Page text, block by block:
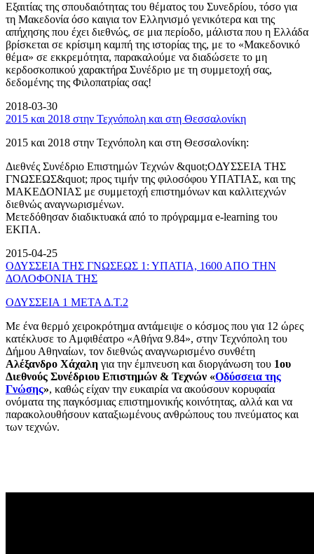
Εξαιτίας της σπουδαιότητας του θέματος του Συνεδρίου, τόσο για
τη Μακεδονία όσο καιγια τον Ελληνισμό γενικότερα και της
απήχησης που έχει διεθνώς, σε μια περίοδο, μάλιστα που η Ελλάδα
βρίσκεται σε κρίσιμη καμπή της ιστορίας της, με το «Μακεδονικό
θέμα» σε εκκρεμότητα, παρακαλούμε να διαδώσετε το μη
κερδοσκοπικού χαρακτήρα Συνέδριο με τη συμμετοχή σας,
δεδομένης της Φιλοπατρίας σας!
2018-03-30
2015 και 2018 στην Τεχνόπολη και στη Θεσσαλονίκη
2015 και 2018 στην Τεχνόπολη και στη Θεσσαλονίκη:
Διεθνές Συνέδριο Επιστημών Τεχνών &quot;ΟΔΥΣΣΕΙΑ ΤΗΣ
ΓΝΩΣΕΩΣ&quot; προς τιμήν της φιλοσόφου ΥΠΑΤΙΑΣ, και της
ΜΑΚΕΔΟΝΙΑΣ με συμμετοχή επιστημόνων και καλλιτεχνών
διεθνώς αναγνωρισμένων.
Μετεδόθησαν διαδικτυακά από το πρόγραμμα e-learning του
ΕΚΠΑ.
2015-04-25
ΟΔΥΣΣΕΙΑ ΤΗΣ ΓΝΩΣΕΩΣ 1: ΥΠΑΤΙΑ, 1600 ΑΠΟ ΤΗΝ
ΔΟΛΟΦΟΝΙΑ ΤΗΣ
ΟΔΥΣΣΕΙΑ 1 ΜΕΤΑ Δ.Τ.2
Με ένα θερμό χειροκρότημα αντάμειψε ο κόσμος που για 12 ώρες
κατέκλυσε το Αμφιθέατρο «Αθήνα 9.84», στην Τεχνόπολη του
Δήμου Αθηναίων, τον διεθνώς αναγνωρισμένο συνθέτη
Αλέξανδρο Χάχαλη για την έμπνευση και διοργάνωση του 1ου
Διεθνούς Συνέδριου Επιστημών & Τεχνών «Οδύσσεια της
Γνώσης», καθώς είχαν την ευκαιρία να ακούσουν κορυφαία
ονόματα της παγκόσμιας επιστημονικής κοινότητας, αλλά και να
παρακολουθήσουν καταξιωμένους ανθρώπους του πνεύματος και
των τεχνών.